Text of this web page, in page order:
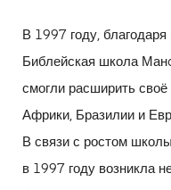
В 1997 году,
Библейская школа
смогли расширить своё
Африки, Бразилии и
В связи с ростом
в 1997 году возникла